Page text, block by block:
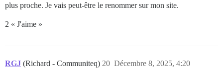
plus proche. Je vais peut-être le renommer sur mon site.
2 « J'aime »
RGJ (Richard - Communiteq) Décembre 8, 2025, 4:20
20